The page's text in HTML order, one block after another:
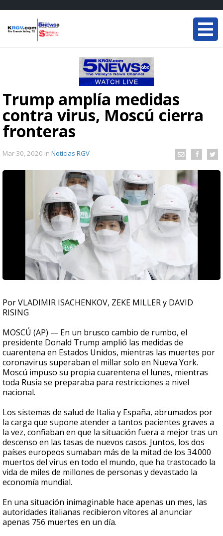
Trump amplía medidas
contra virus, Moscú cierra
fronteras
Mar 30, 2020 in Noticias RGV
Por VLADIMIR ISACHENKOV, ZEKE MILLER y DAVID
RISING
MOSCÚ (AP) — En un brusco cambio de rumbo, el
presidente Donald Trump amplió las medidas de
cuarentena en Estados Unidos, mientras las muertes por
coronavirus superaban el millar solo en Nueva York.
Moscú impuso su propia cuarentena el lunes, mientras
toda Rusia se preparaba para restricciones a nivel
nacional.
Los sistemas de salud de Italia y España, abrumados por
la carga que supone atender a tantos pacientes graves a
la vez, confiaban en que la situación fuera a mejor tras un
descenso en las tasas de nuevos casos. Juntos, los dos
países europeos sumaban más de la mitad de los 34.000
muertos del virus en todo el mundo, que ha trastocado la
vida de miles de millones de personas y devastado la
economía mundial.
En una situación inimaginable hace apenas un mes, las
autoridades italianas recibieron vítores al anunciar
apenas 756 muertes en un día.